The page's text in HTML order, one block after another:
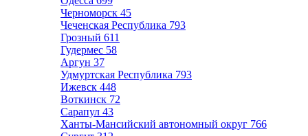
Черноморск 45
Чеченская Республика 793
Грозный 611
Гудермес 58
Аргун 37
Удмуртская Республика 793
Ижевск 448
Воткинск 72
Сарапул 43
Ханты-Мансийский автономный округ 766